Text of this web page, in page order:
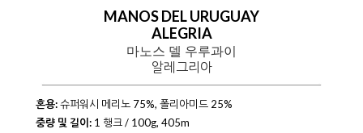
MANOS DEL URUGUAY
ALEGRIA
마노스 델 우루과이
알레그리아
혼용:슈퍼워시 메리노 75%, 폴리아미드 25%
중량 및 길이: 1 행크 / 100g, 405m